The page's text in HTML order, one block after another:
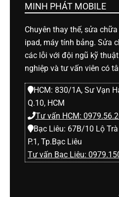
o
ạ
i
d
i
đ
MINH PHÁT MOBILE
Chuyên thay thế, sửa
ipad, máy tính bảng. Sửa
các lỗi với đội ngũ kỹ
nghiệp và tư vấn viên có
HCM: 830/1A, Sư Vạn
Q.10, HCM
Tư vấn HCM:
Bạc Liêu: 67B/10 Lộ
P.1, Tp.Bạc Liêu
Tư vấn Bạc Liêu: